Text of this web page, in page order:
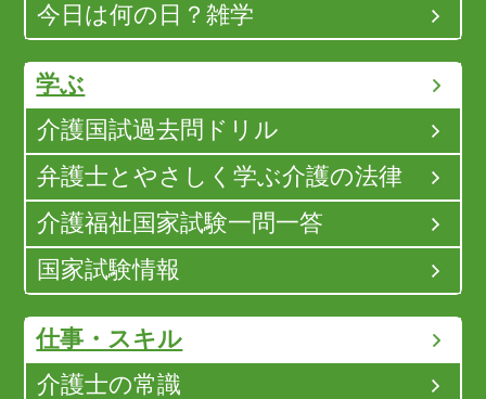
今日は何の日？雑学
学ぶ
介護国試過去問ドリル
弁護士とやさしく学ぶ介護の法律
介護福祉国家試験一問一答
国家試験情報
仕事・スキル
介護士の常識